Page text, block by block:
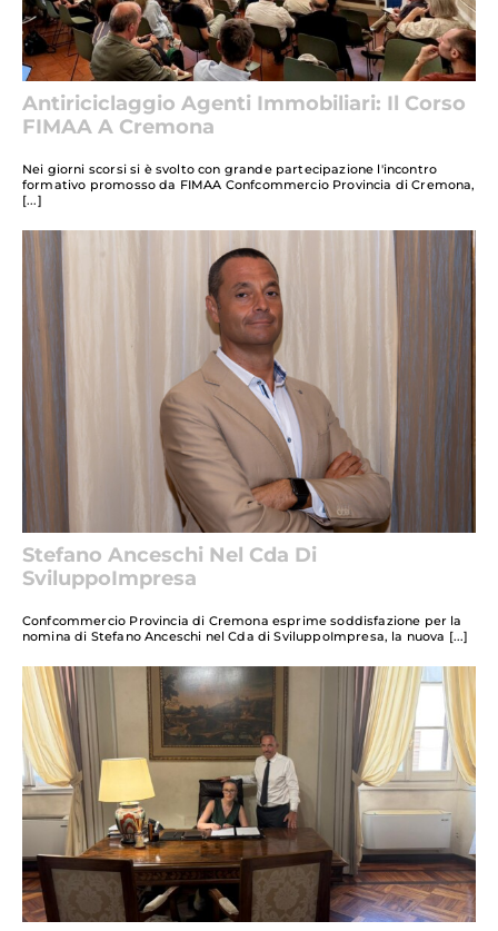
Antiriciclaggio Agenti Immobiliari: Il Corso
FIMAA A Cremona
Nei giorni scorsi si è svolto con grande partecipazione l'incontro
formativo promosso da FIMAA Confcommercio Provincia di Cremona,
Stefano Anceschi Nel Cda Di
SviluppoImpresa
Confcommercio Provincia di Cremona esprime soddisfazione per la
nomina di Stefano Anceschi nel Cda di SviluppoImpresa, la nuova